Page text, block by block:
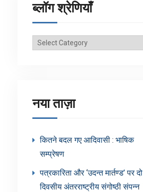
ब्लॉग श्रेणियाँ
ब्लॉग
नया ताज़ा
कितने बदल गए आदिवासी : भाषिक
सम्प्रेषण
पत्रकारिता और ‘उदन्त मार्तण्ड’ पर दो
दिवसीय अंतरराष्ट्रीय संगोष्ठी संपन्न